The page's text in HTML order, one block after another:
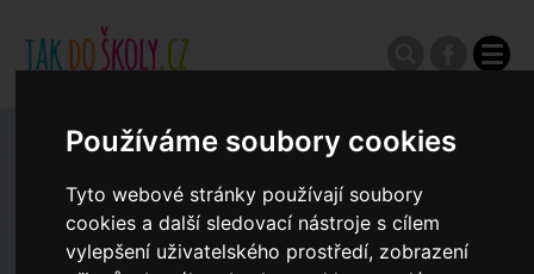
Používáme soubory cookies
Tyto webové stránky používají soubory
cookies a další sledovací nástroje s cílem
vylepšení uživatelského prostředí, zobrazení
Zápisy do ZŠ 2026/27
Výroční zprávy